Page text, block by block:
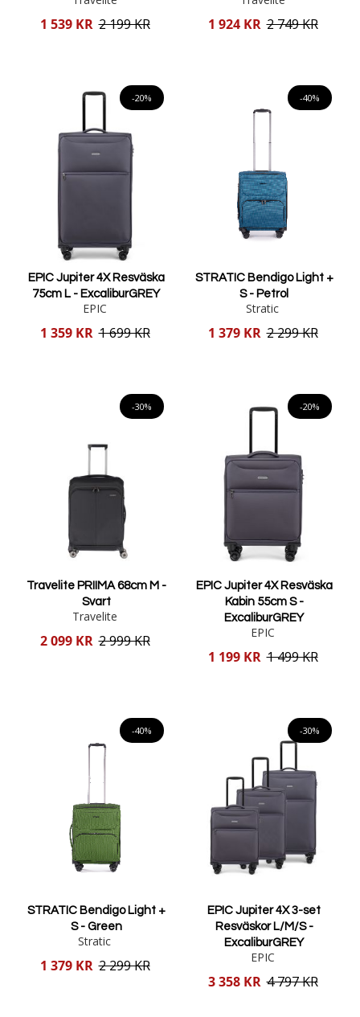
Reducerat
1 539 KR 2 199 KR
Reducerat
1 924 KR 2 749 KR
-20%
EPIC Jupiter 4X Resväska
75cm L - ExcaliburGREY
EPIC
Reducerat
1 359 KR 1 699 KR
-40%
STRATIC Bendigo Light +
S - Petrol
Stratic
Reducerat
1 379 KR 2 299 KR
-30%
Travelite PRIIMA 68cm M -
Svart
Travelite
Reducerat
2 099 KR 2 999 KR
-20%
EPIC Jupiter 4X Resväska
Kabin 55cm S -
ExcaliburGREY
EPIC
Reducerat
1 199 KR 1 499 KR
-40%
STRATIC Bendigo Light +
S - Green
Stratic
Reducerat
1 379 KR 2 299 KR
-30%
EPIC Jupiter 4X 3-set
Resväskor L/M/S -
ExcaliburGREY
EPIC
Reducerat
3 358 KR 4 797 KR